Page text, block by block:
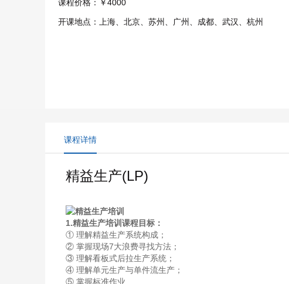
课程价格： ￥4000
开课地点： 上海、北京、苏州、广州、成都、武汉、杭州
课程详情
精益生产(LP)
1.精益生产培训课程目标：
① 理解精益生产系统构成；
② 掌握现场7大浪费寻找方法；
③ 理解看板式后拉生产系统；
④ 理解单元生产与单件流生产；
⑤ 掌握标准作业